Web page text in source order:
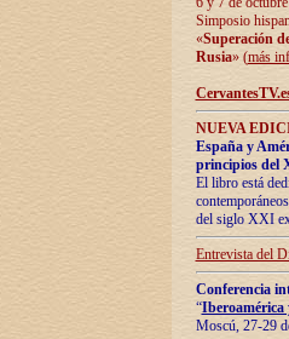
Simposio
«Superación
Rusia» (más
NUEVA
España y
principios del
El libro está
del siglo XXI
Entrevista del
Conferencia
“Iberoamérica
Moscú, 27-29